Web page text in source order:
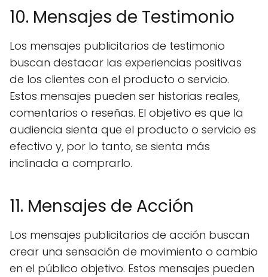
10. Mensajes de Testimonio
Los mensajes publicitarios de testimonio
buscan destacar las experiencias positivas
de los clientes con el producto o servicio.
Estos mensajes pueden ser historias reales,
comentarios o reseñas. El objetivo es que la
audiencia sienta que el producto o servicio es
efectivo y, por lo tanto, se sienta más
inclinada a comprarlo.
11. Mensajes de Acción
Los mensajes publicitarios de acción buscan
crear una sensación de movimiento o cambio
en el público objetivo. Estos mensajes pueden